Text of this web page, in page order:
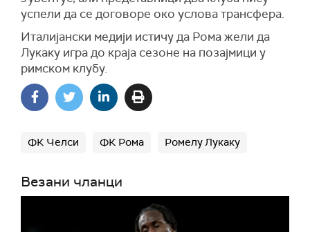
успели да се договоре око услова трансфера.
Италијански медији истичу да Рома жели да
Лукаку игра до краја сезоне на позајмици у
римском клубу.
ФК Челси ФК Рома Ромелу Лукаку
Везани чланци